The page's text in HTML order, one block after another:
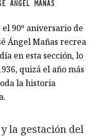
ÁNGEL MAÑAS
90º aniversario de
Ángel Mañas recrea
en esta sección, lo
quizá el año más
la historia
la gestación del